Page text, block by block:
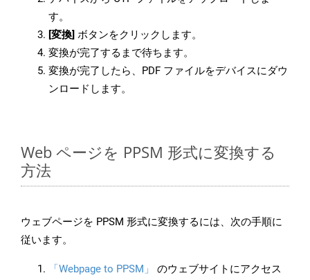
す。
[変換] ボタンをクリックします。
変換が完了するまで待ちます。
変換が完了したら、PDF ファイルをデバイスにダウ
ンロードします。
Web ページを PPSM 形式に変換する
方法
ウェブページを PPSM 形式に変換するには、次の手順に
従います。
「Webpage to PPSM」
のウェブサイトにアクセス